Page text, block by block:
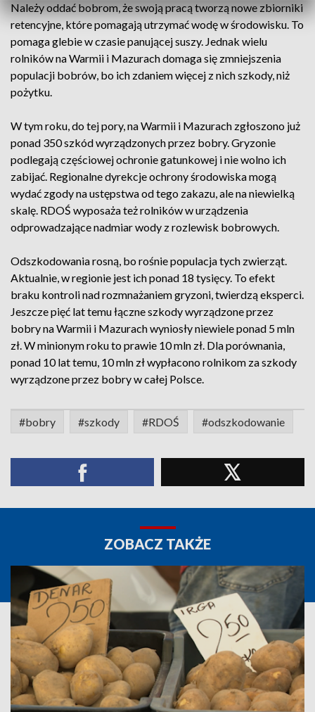
Należy oddać bobrom, że swoją pracą tworzą nowe zbiorniki
retencyjne, które pomagają utrzymać wodę w środowisku. To
pomaga glebie w czasie panującej suszy. Jednak wielu
rolników na Warmii i Mazurach domaga się zmniejszenia
populacji bobrów, bo ich zdaniem więcej z nich szkody, niż
pożytku.
W tym roku, do tej pory, na Warmii i Mazurach zgłoszono już
ponad 350 szkód wyrządzonych przez bobry. Gryzonie
podlegają częściowej ochronie gatunkowej i nie wolno ich
zabijać. Regionalne dyrekcje ochrony środowiska mogą
wydać zgody na ustępstwa od tego zakazu, ale na niewielką
skalę. RDOŚ wyposaża też rolników w urządzenia
odprowadzające nadmiar wody z rozlewisk bobrowych.
Odszkodowania rosną, bo rośnie populacja tych zwierząt.
Aktualnie, w regionie jest ich ponad 18 tysięcy. To efekt
braku kontroli nad rozmnażaniem gryzoni, twierdzą eksperci.
Jeszcze pięć lat temu łączne szkody wyrządzone przez
bobry na Warmii i Mazurach wyniosły niewiele ponad 5 mln
zł. W minionym roku to prawie 10 mln zł. Dla porównania,
ponad 10 lat temu, 10 mln zł wypłacono rolnikom za szkody
wyrządzone przez bobry w całej Polsce.
#bobry #szkody #RDOŚ #odszkodowanie
ZOBACZ TAKŻE